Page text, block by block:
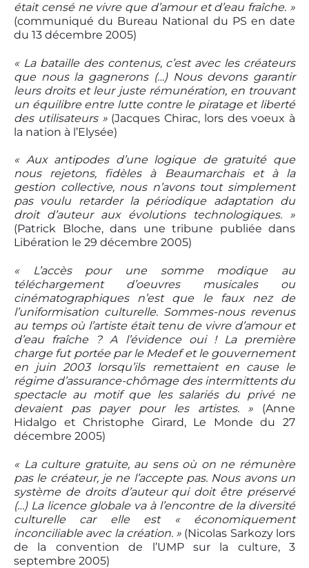
était censé ne vivre que d’amour et d’eau fraîche. »
(communiqué du Bureau National du PS en date
du 13 décembre 2005)
« La bataille des contenus, c’est avec les créateurs
que nous la gagnerons (…) Nous devons garantir
leurs droits et leur juste rémunération, en trouvant
un équilibre entre lutte contre le piratage et liberté
des utilisateurs »(Jacques Chirac, lors des voeux à
la nation à l’Elysée)
« Aux antipodes d’une logique de gratuité que
nous rejetons, fidèles à Beaumarchais et à la
gestion collective, nous n’avons tout simplement
pas voulu retarder la périodique adaptation du
droit d’auteur aux évolutions technologiques. »
(Patrick Bloche, dans une tribune publiée dans
Libération le 29 décembre 2005)
« L’accès pour une somme modique au
téléchargement d’oeuvres musicales ou
cinématographiques n’est que le faux nez de
l’uniformisation culturelle. Sommes-nous revenus
au temps où l’artiste était tenu de vivre d’amour et
d’eau fraîche ? A l’évidence oui ! La première
charge fut portée par le Medef et le gouvernement
en juin 2003 lorsqu’ils remettaient en cause le
régime d’assurance-chômage des intermittents du
spectacle au motif que les salariés du privé ne
devaient pas payer pour les artistes. » (Anne
Hidalgo et Christophe Girard, Le Monde du 27
décembre 2005)
« La culture gratuite, au sens où on ne rémunère
pas le créateur, je ne l’accepte pas. Nous avons un
système de droits d’auteur qui doit être préservé
(…) La licence globale va à l’encontre de la diversité
culturelle car elle est « économiquement
inconciliable avec la création. » (Nicolas Sarkozy lors
de la convention de l’UMP sur la culture, 3
septembre 2005)